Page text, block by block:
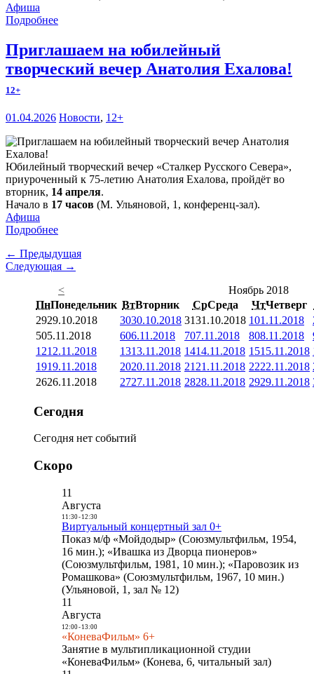
Афиша
Подробнее
Приглашаем на юбилейный
творческий вечер Анатолия Ехалова!
12+
01.04.2026 Новости, 12+
Юбилейный творческий вечер «Сталкер Русского Севера»,
приуроченный к 75-летию Анатолия Ехалова, пройдёт во
вторник, 14 апреля.
Начало в 17 часов (М. Ульяновой, 1, конференц-зал).
Афиша
Подробнее
← Предыдущая
Следующая →
<
Ноябрь 2018
ПнПонедельник ВтВторник СрСреда ЧтЧетверг
2929.10.2018 3030.10.2018 3131.10.2018 101.11.2018
505.11.2018 606.11.2018 707.11.2018 808.11.2018
1212.11.2018 1313.11.2018 1414.11.2018 1515.11.2018
1919.11.2018 2020.11.2018 21 21.11.2018 2222.11.2018
2626.11.2018 2727.11.2018 2828.11.2018 2929.11.2018
Сегодня
Сегодня нет событий
Скоро
11
Августа
11:30- 12:30
Виртуальный концертный зал 0+
Показ м/ф «Мойдодыр» (Союзмультфильм, 1954,
16 мин.); «Ивашка из Дворца пионеров»
(Союзмультфильм, 1981, 10 мин.); «Паровозик из
Ромашкова» (Союзмультфильм, 1967, 10 мин.)
(Ульяновой, 1, зал № 12)
11
Августа
12:00- 13:00
«КоневаФильм» 6+
Занятие в мультипликационной студии
«КоневаФильм» (Конева, 6, читальный зал)